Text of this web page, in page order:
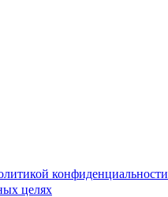
конфиденциальности
целях